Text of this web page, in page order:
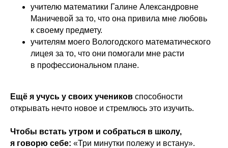
учителю математики Галине Александровне
Маничевой за то, что она привила мне любовь
к своему предмету.
учителям моего Вологодского математического
лицея за то, что они помогали мне расти
в профессиональном плане.
Ещё я учусь у своих учеников способности
открывать нечто новое и стремлюсь это изучить.
Чтобы встать утром и собраться в школу,
я говорю себе: «Три минутки полежу и встану».